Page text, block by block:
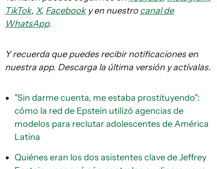
TikTok, X, Facebooky en nuestro canal de
WhatsApp.
Y recuerda que puedes recibir notificaciones en
nuestra app. Descarga la última versión y actívalas.
"Sin darme cuenta, me estaba prostituyendo":
cómo la red de Epstein utilizó agencias de
modelos para reclutar adolescentes de América
Latina
Quiénes eran los dos asistentes clave de Jeffrey